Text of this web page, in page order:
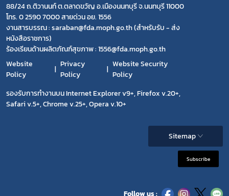
88/24 ถ.ติวานนท์ ต.ตลาดขวัญ อ.เมืองนนทบุรี จ.นนทบุรี 11000
โทร. 0 2590 7000 สายด่วน อย. 1556
งานสารบรรณ : saraban@fda.moph.go.th (สำหรับรับ - ส่ง
หนังสือราชการ)
ร้องเรียนด้านผลิตภัณฑ์สุขภาพ : 1556@fda.moph.go.th
Website
Policy
Privacy
Policy
Website Security
Policy
รองรับการทำงานบน Internet Explorer v9+, Firefox v.20+,
Safari v.5+, Chrome v.25+, Opera v.10+
Sitemap
Subscribe
Follow us :